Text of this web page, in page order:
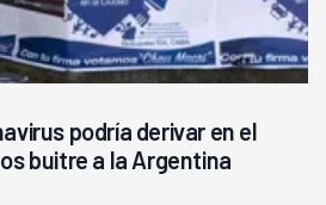
podría derivar en el
buitre a la Argentina